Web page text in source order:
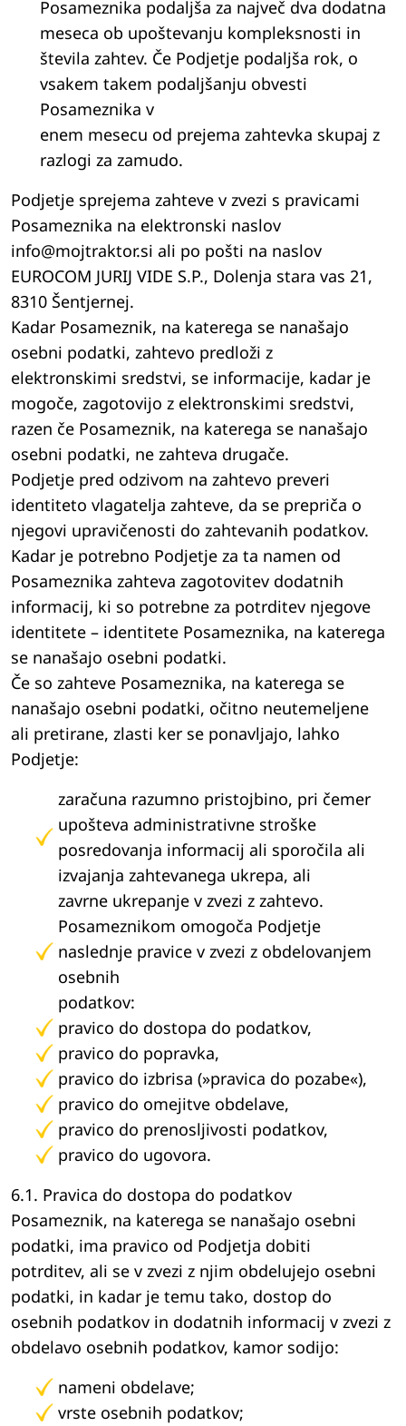
Posameznika podaljša za največ dva dodatna
meseca ob upoštevanju kompleksnosti in
števila zahtev. Če Podjetje podaljša rok, o
vsakem takem podaljšanju obvesti
Posameznika v
enem mesecu od prejema zahtevka skupaj z
razlogi za zamudo.
Podjetje sprejema zahteve v zvezi s pravicami
Posameznika na elektronski naslov
info@mojtraktor.si ali po pošti na naslov
EUROCOM JURIJ VIDE S.P., Dolenja stara vas 21,
8310 Šentjernej.
Kadar Posameznik, na katerega se nanašajo
osebni podatki, zahtevo predloži z
elektronskimi sredstvi, se informacije, kadar je
mogoče, zagotovijo z elektronskimi sredstvi,
razen če Posameznik, na katerega se nanašajo
osebni podatki, ne zahteva drugače.
Podjetje pred odzivom na zahtevo preveri
identiteto vlagatelja zahteve, da se prepriča o
njegovi upravičenosti do zahtevanih podatkov.
Kadar je potrebno Podjetje za ta namen od
Posameznika zahteva zagotovitev dodatnih
informacij, ki so potrebne za potrditev njegove
identitete – identitete Posameznika, na katerega
se nanašajo osebni podatki.
Če so zahteve Posameznika, na katerega se
nanašajo osebni podatki, očitno neutemeljene
ali pretirane, zlasti ker se ponavljajo, lahko
Podjetje:
zaračuna razumno pristojbino, pri čemer
upošteva administrativne stroške
posredovanja informacij ali sporočila ali
izvajanja zahtevanega ukrepa, ali
zavrne ukrepanje v zvezi z zahtevo.
Posameznikom omogoča Podjetje
naslednje pravice v zvezi z obdelovanjem
osebnih
podatkov:
pravico do dostopa do podatkov,
pravico do popravka,
pravico do izbrisa (»pravica do pozabe«),
pravico do omejitve obdelave,
pravico do prenosljivosti podatkov,
pravico do ugovora.
6.1. Pravica do dostopa do podatkov
Posameznik, na katerega se nanašajo osebni
podatki, ima pravico od Podjetja dobiti
potrditev, ali se v zvezi z njim obdelujejo osebni
podatki, in kadar je temu tako, dostop do
osebnih podatkov in dodatnih informacij v zvezi z
obdelavo osebnih podatkov, kamor sodijo:
nameni obdelave;
vrste osebnih podatkov;